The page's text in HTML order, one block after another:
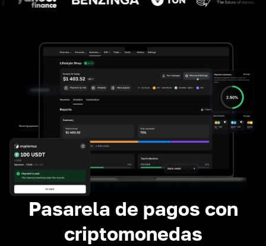
Pasarela de pagos con
criptomonedas